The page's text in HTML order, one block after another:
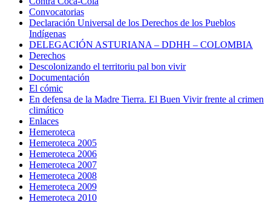
Convocatorias
Declaración Universal de los Derechos de los Pueblos
Indígenas
DELEGACIÓN ASTURIANA – DDHH – COLOMBIA
Derechos
Descolonizando el territoriu pal bon vivir
Documentación
El cómic
En defensa de la Madre Tierra. El Buen Vivir frente al crimen
climático
Enlaces
Hemeroteca
Hemeroteca 2005
Hemeroteca 2006
Hemeroteca 2007
Hemeroteca 2008
Hemeroteca 2009
Hemeroteca 2010